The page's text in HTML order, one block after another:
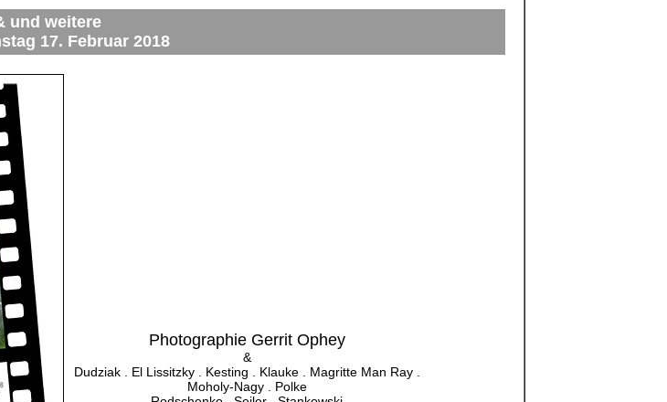
und weitere
17. Februar 2018
Photographie Gerrit Ophey
&
Dudziak . El Lissitzky . Kesting . Klauke . Magritte Man Ray .
Moholy-Nagy . Polke